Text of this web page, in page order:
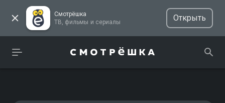
Смотрёшка
ТВ, фильмы и сериалы
Открыть